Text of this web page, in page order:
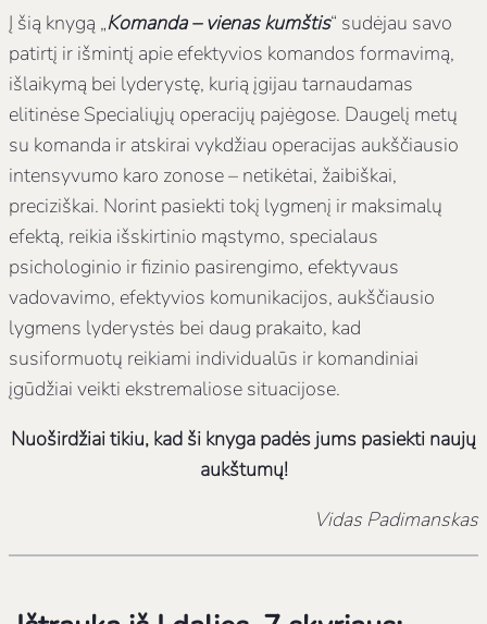
Į šią knygą „Komanda – vienas kumštis“ sudėjau savo
patirtį ir išmintį apie efektyvios komandos formavimą,
išlaikymą bei lyderystę, kurią įgijau tarnaudamas
elitinėse Specialiųjų operacijų pajėgose. Daugelį metų
su komanda ir atskirai vykdžiau operacijas aukščiausio
intensyvumo karo zonose – netikėtai, žaibiškai,
preciziškai. Norint pasiekti tokį lygmenį ir maksimalų
efektą, reikia išskirtinio mąstymo, specialaus
psichologinio ir fizinio pasirengimo, efektyvaus
vadovavimo, efektyvios komunikacijos, aukščiausio
lygmens lyderystės bei daug prakaito, kad
susiformuotų reikiami individualūs ir komandiniai
įgūdžiai veikti ekstremaliose situacijose.
Nuoširdžiai tikiu, kad ši knyga padės jums pasiekti naujų
aukštumų!
Vidas Padimanskas